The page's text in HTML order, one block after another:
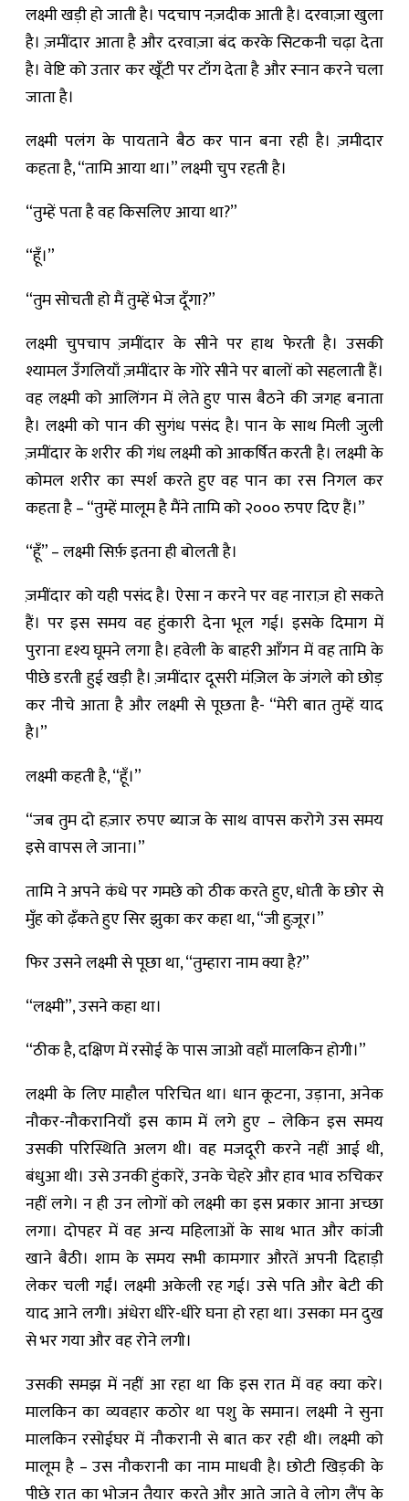
लक्ष्मी खड़ी हो जाती है। पदचाप नज़दीक आती है। दरवाज़ा खुला
है। ज़मींदार आता है और दरवाज़ा बंद करके सिटकनी चढ़ा देता
है। वेष्टि को उतार कर खूँटी पर टाँग देता है और स्नान करने चला
जाता है।
लक्ष्मी पलंग के पायताने बैठ कर पान बना रही है। ज़मीदार
कहता है, “तामि आया था।” लक्ष्मी चुप रहती है।
“तुम्हें पता है वह किसलिए आया था?”
“हूँ।”
“तुम सोचती हो मैं तुम्हें भेज दूँगा?”
लक्ष्मी चुपचाप ज़मींदार के सीने पर हाथ फेरती है। उसकी
श्यामल उँगलियाँ ज़मींदार के गोरे सीने पर बालों को सहलाती हैं।
वह लक्ष्मी को आलिंगन में लेते हुए पास बैठने की जगह बनाता
है। लक्ष्मी को पान की सुगंध पसंद है। पान के साथ मिली जुली
ज़मींदार के शरीर की गंध लक्ष्मी को आकर्षित करती है। लक्ष्मी के
कोमल शरीर का स्पर्श करते हुए वह पान का रस निगल कर
कहता है – “तुम्हें मालूम है मैंने तामि को २००० रुपए दिए हैं।”
“हूँ” – लक्ष्मी सिर्फ़ इतना ही बोलती है।
ज़मींदार को यही पसंद है। ऐसा न करने पर वह नाराज़ हो सकते
हैं। पर इस समय वह हुंकारी देना भूल गई। इसके दिमाग में
पुराना दृश्य घूमने लगा है। हवेली के बाहरी आँगन में वह तामि के
पीछे डरती हुई खड़ी है। ज़मींदार दूसरी मंज़िल के जंगले को छोड़
कर नीचे आता है और लक्ष्मी से पूछता है- “मेरी बात तुम्हें याद
है।”
लक्ष्मी कहती है, “हूँ।”
“जब तुम दो हज़ार रुपए ब्याज के साथ वापस करोगे उस समय
इसे वापस ले जाना।”
तामि ने अपने कंधे पर गमछे को ठीक करते हुए, धोती के छोर से
मुँह को ढ़ँकते हुए सिर झुका कर कहा था, “जी हुज़ूर।”
फिर उसने लक्ष्मी से पूछा था, “तुम्हारा नाम क्या है?”
“लक्ष्मी”, उसने कहा था।
“ठीक है, दक्षिण में रसोई के पास जाओ वहाँ मालकिन होगी।”
लक्ष्मी के लिए माहौल परिचित था। धान कूटना, उड़ाना, अनेक
नौकर-नौकरानियाँ इस काम में लगे हुए – लेकिन इस समय
उसकी परिस्थिति अलग थी। वह मजदूरी करने नहीं आई थी,
बंधुआ थी। उसे उनकी हुंकारें, उनके चेहरे और हाव भाव रुचिकर
नहीं लगे। न ही उन लोगों को लक्ष्मी का इस प्रकार आना अच्छा
लगा। दोपहर में वह अन्य महिलाओं के साथ भात और कांजी
खाने बैठी। शाम के समय सभी कामगार औरतें अपनी दिहाड़ी
लेकर चली गईं। लक्ष्मी अकेली रह गई। उसे पति और बेटी की
याद आने लगी। अंधेरा धीरे-धीरे घना हो रहा था। उसका मन दुख
से भर गया और वह रोने लगी।
उसकी समझ में नहीं आ रहा था कि इस रात में वह क्या करे।
मालकिन का व्यवहार कठोर था पशु के समान। लक्ष्मी ने सुना
मालकिन रसोईघर में नौकरानी से बात कर रही थी। लक्ष्मी को
मालूम है – उस नौकरानी का नाम माधवी है। छोटी खिड़की के
पीछे रात का भोजन तैयार करते और आते जाते वे लोग लैंप के